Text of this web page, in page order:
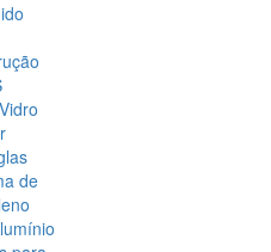
de